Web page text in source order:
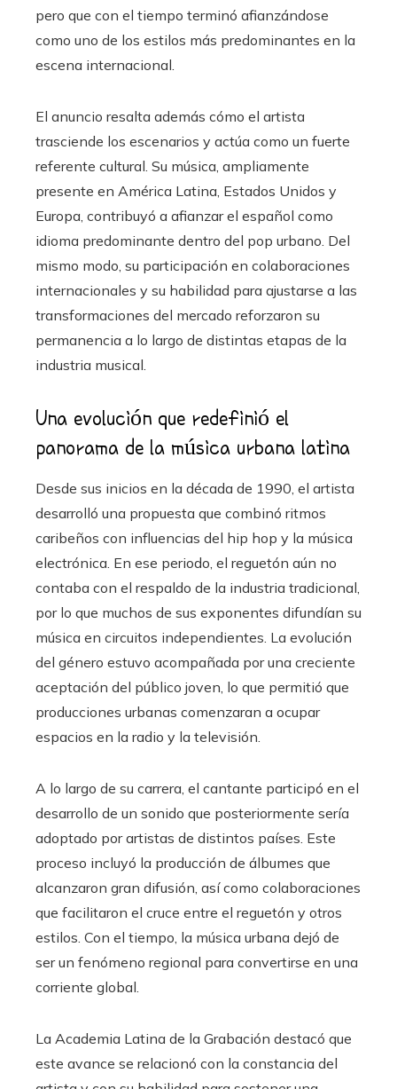
pero que con el tiempo terminó afianzándose
como uno de los estilos más predominantes en la
escena internacional.
El anuncio resalta además cómo el artista
trasciende los escenarios y actúa como un fuerte
referente cultural. Su música, ampliamente
presente en América Latina, Estados Unidos y
Europa, contribuyó a afianzar el español como
idioma predominante dentro del pop urbano. Del
mismo modo, su participación en colaboraciones
internacionales y su habilidad para ajustarse a las
transformaciones del mercado reforzaron su
permanencia a lo largo de distintas etapas de la
industria musical.
Una evolución que redefinió el
panorama de la música urbana latina
Desde sus inicios en la década de 1990, el artista
desarrolló una propuesta que combinó ritmos
caribeños con influencias del hip hop y la música
electrónica. En ese periodo, el reguetón aún no
contaba con el respaldo de la industria tradicional,
por lo que muchos de sus exponentes difundían su
música en circuitos independientes. La evolución
del género estuvo acompañada por una creciente
aceptación del público joven, lo que permitió que
producciones urbanas comenzaran a ocupar
espacios en la radio y la televisión.
A lo largo de su carrera, el cantante participó en el
desarrollo de un sonido que posteriormente sería
adoptado por artistas de distintos países. Este
proceso incluyó la producción de álbumes que
alcanzaron gran difusión, así como colaboraciones
que facilitaron el cruce entre el reguetón y otros
estilos. Con el tiempo, la música urbana dejó de
ser un fenómeno regional para convertirse en una
corriente global.
La Academia Latina de la Grabación destacó que
este avance se relacionó con la constancia del